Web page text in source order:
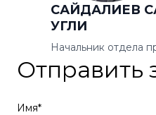
САЙДАЛИЕВ
УГЛИ
Начальник отдела
Отправить
Имя*